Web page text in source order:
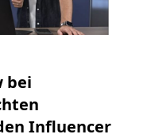
bei
Influencer